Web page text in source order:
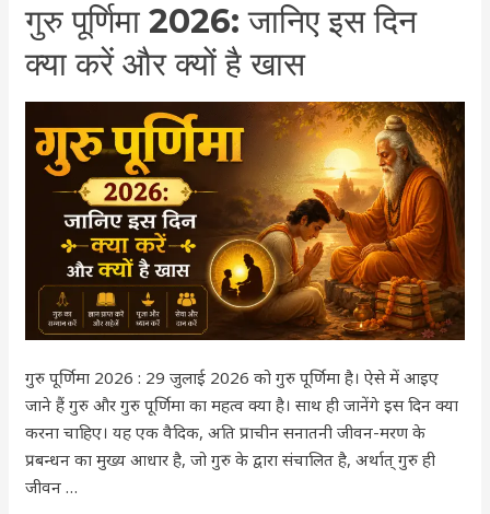
गुरु पूर्णिमा 2026: जानिए इस दिन
क्या करें और क्यों है खास
गुरु पूर्णिमा 2026 : 29 जुलाई 2026 को गुरु पूर्णिमा है। ऐसे में आइए
जाने हैं गुरु और गुरु पूर्णिमा का महत्व क्या है। साथ ही जानेंगे इस दिन क्या
करना चाहिए। यह एक वैदिक, अति प्राचीन सनातनी जीवन-मरण के
प्रबन्धन का मुख्य आधार है, जो गुरु के द्वारा संचालित है, अर्थात् गुरु ही
जीवन …
गुरु
पूर्णिमा
2026:
इस
दिन
क्या
खास